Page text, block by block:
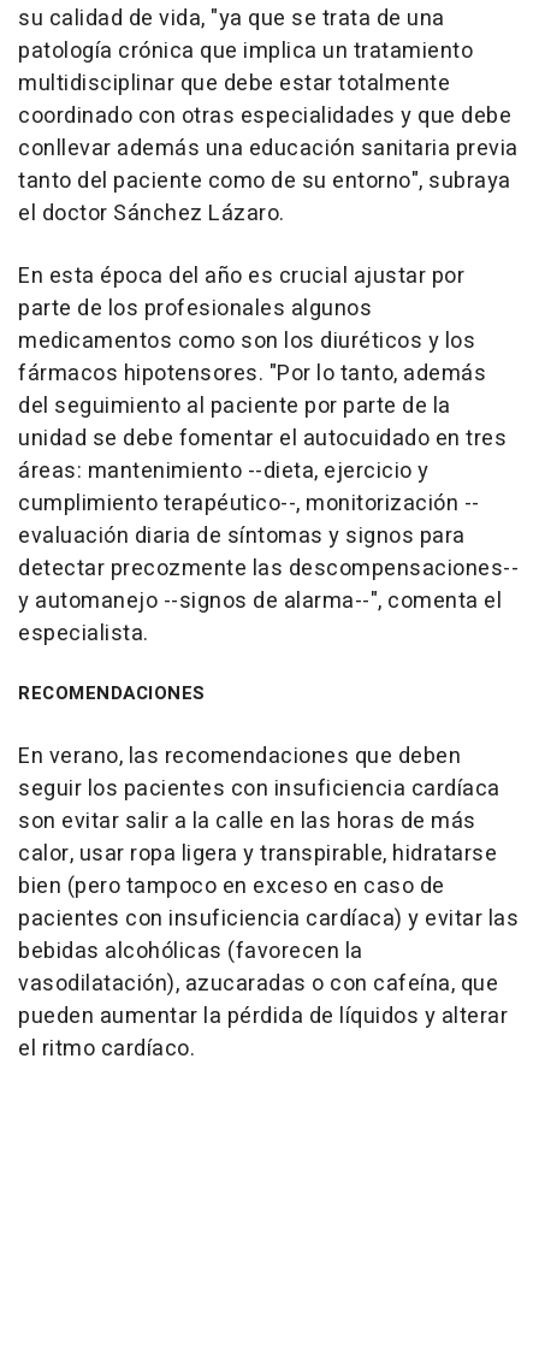
su calidad de vida, "ya que se trata de una
patología crónica que implica un tratamiento
multidisciplinar que debe estar totalmente
coordinado con otras especialidades y que debe
conllevar además una educación sanitaria previa
tanto del paciente como de su entorno", subraya
el doctor Sánchez Lázaro.
En esta época del año es crucial ajustar por
parte de los profesionales algunos
medicamentos como son los diuréticos y los
fármacos hipotensores. "Por lo tanto, además
del seguimiento al paciente por parte de la
unidad se debe fomentar el autocuidado en tres
áreas: mantenimiento --dieta, ejercicio y
cumplimiento terapéutico--, monitorización --
evaluación diaria de síntomas y signos para
detectar precozmente las descompensaciones--
y automanejo --signos de alarma--", comenta el
especialista.
RECOMENDACIONES
En verano, las recomendaciones que deben
seguir los pacientes con insuficiencia cardíaca
son evitar salir a la calle en las horas de más
calor, usar ropa ligera y transpirable, hidratarse
bien (pero tampoco en exceso en caso de
pacientes con insuficiencia cardíaca) y evitar las
bebidas alcohólicas (favorecen la
vasodilatación), azucaradas o con cafeína, que
pueden aumentar la pérdida de líquidos y alterar
el ritmo cardíaco.